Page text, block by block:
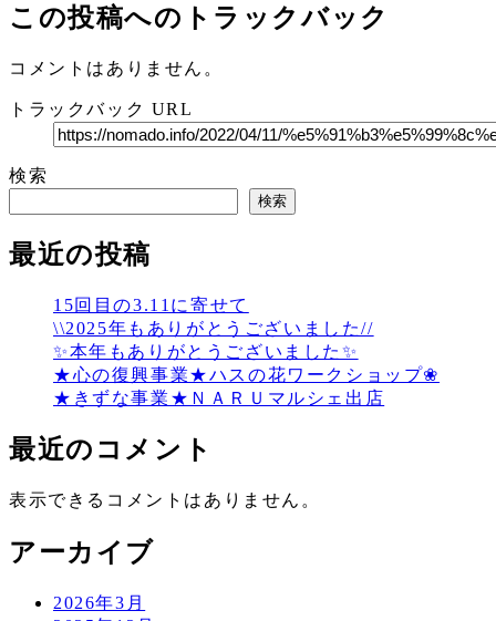
この投稿へのトラックバック
コメントはありません。
トラックバック URL
検索
検索
最近の投稿
15回目の3.11に寄せて
\\2025年もありがとうございました//
✨本年もありがとうございました✨
★心の復興事業★ハスの花ワークショップ❀
★きずな事業★ＮＡＲＵマルシェ出店
最近のコメント
表示できるコメントはありません。
アーカイブ
2026年3月